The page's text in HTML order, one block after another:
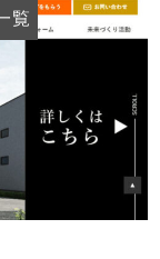
覧